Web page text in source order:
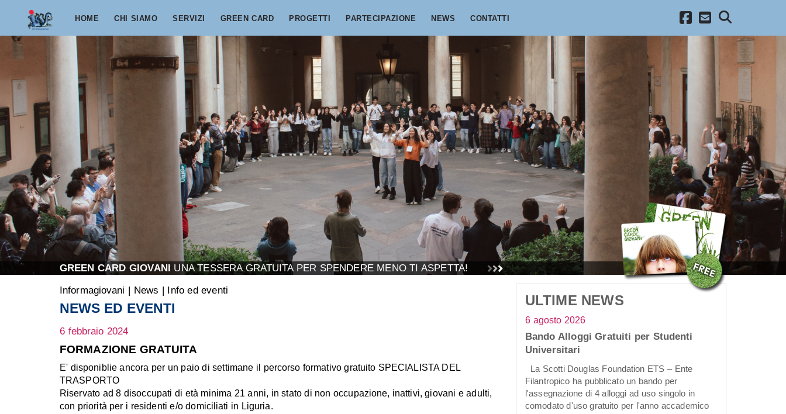
HOME CHI SIAMO SERVIZI GREEN CARD PROGETTI PARTECIPAZIONE NEWS CONTATTI
GREEN CARD GIOVANI UNA TESSERA GRATUITA PER SPENDERE MENO TI ASPETTA!
Informagiovani News Info ed eventi
NEWS ED EVENTI
6 febbraio 2024
FORMAZIONE GRATUITA
E' disponiblie ancora per un paio di settimane il percorso formativo gratuito SPECIALISTA DEL
TRASPORTO
Riservato ad 8 disoccupati di età minima 21 anni, in stato di non occupazione, inattivi, giovani e adulti,
con priorità per i residenti e/o domiciliati in Liguria.
ULTIME NEWS
6 agosto 2026
Bando Alloggi Gratuiti per Studenti
Universitari
La Scotti Douglas Foundation ETS – Ente
Filantropico ha pubblicato un bando per
l'assegnazione di 4 alloggi ad uso singolo in
comodato d'uso gratuito per l'anno accademico